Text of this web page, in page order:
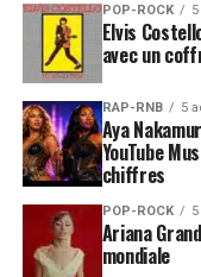
POP-ROCK
Elvis
avec un
RAP-RNB 5
Aya
YouTube
chiffres
POP-ROCK
Ariana
mondiale